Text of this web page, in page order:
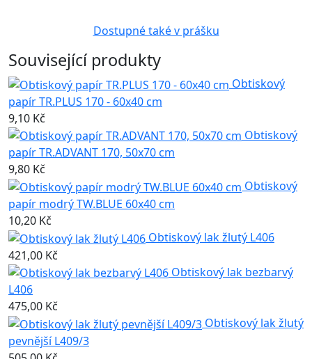
Dostupné také v prášku
Související produkty
Obtiskový
papír TR.PLUS 170 - 60x40 cm
9,10 Kč
Obtiskový
papír TR.ADVANT 170, 50x70 cm
9,80 Kč
Obtiskový
papír modrý TW.BLUE 60x40 cm
10,20 Kč
Obtiskový lak žlutý L406
421,00 Kč
Obtiskový lak bezbarvý
L406
475,00 Kč
Obtiskový lak žlutý
pevnější L409/3